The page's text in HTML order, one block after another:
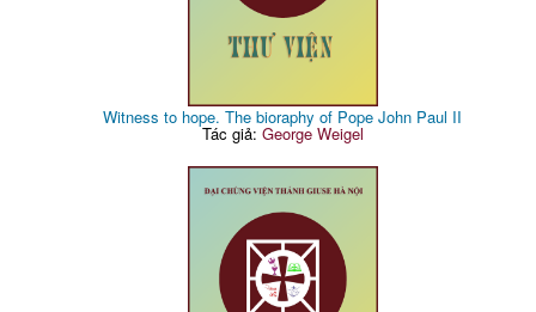
Witness to hope. The bioraphy of Pope John Paul II
Tác giả: George Weigel